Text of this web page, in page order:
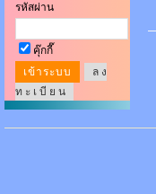
รหัสผ่าน
คุ๊กกี๊
ล ง
ท ะ เ บี ย น